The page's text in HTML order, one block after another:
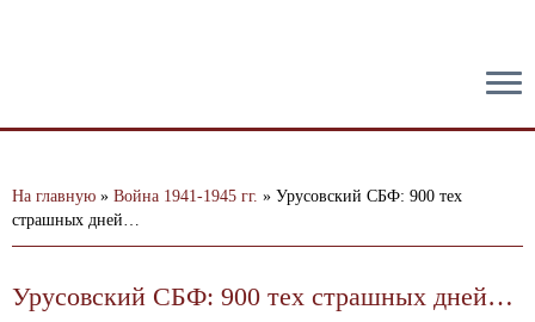
На главную » Война 1941-1945 гг. » Урусовский СБФ: 900 тех
страшных дней…
Урусовский СБФ: 900 тех страшных дней…